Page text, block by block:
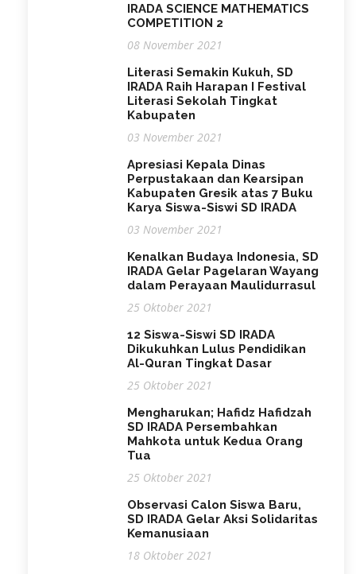
IRADA SCIENCE MATHEMATICS
COMPETITION 2
08 November 2021
Literasi Semakin Kukuh, SD
IRADA Raih Harapan I Festival
Literasi Sekolah Tingkat
Kabupaten
03 November 2021
Apresiasi Kepala Dinas
Perpustakaan dan Kearsipan
Kabupaten Gresik atas 7 Buku
Karya Siswa-Siswi SD IRADA
03 November 2021
Kenalkan Budaya Indonesia, SD
IRADA Gelar Pagelaran Wayang
dalam Perayaan Maulidurrasul
25 Oktober 2021
12 Siswa-Siswi SD IRADA
Dikukuhkan Lulus Pendidikan
Al-Quran Tingkat Dasar
25 Oktober 2021
Mengharukan; Hafidz Hafidzah
SD IRADA Persembahkan
Mahkota untuk Kedua Orang
Tua
25 Oktober 2021
Observasi Calon Siswa Baru,
SD IRADA Gelar Aksi Solidaritas
Kemanusiaan
18 Oktober 2021